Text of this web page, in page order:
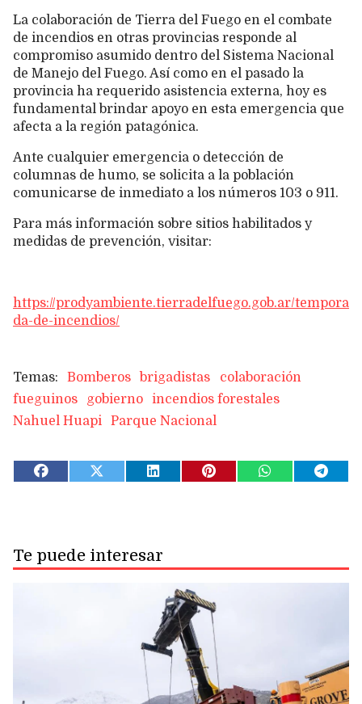
La colaboración de Tierra del Fuego en el combate
de incendios en otras provincias responde al
compromiso asumido dentro del Sistema Nacional
de Manejo del Fuego. Así como en el pasado la
provincia ha requerido asistencia externa, hoy es
fundamental brindar apoyo en esta emergencia que
afecta a la región patagónica.
Ante cualquier emergencia o detección de
columnas de humo, se solicita a la población
comunicarse de inmediato a los números 103 o 911.
Para más información sobre sitios habilitados y
medidas de prevención, visitar:
https://prodyambiente.tierradelfuego.gob.ar/tempora
da-de-incendios/
Bomberos brigadistas
colaboración
fueguinos
gobierno
incendios forestales
Nahuel Huapi
Parque Nacional
Te puede interesar